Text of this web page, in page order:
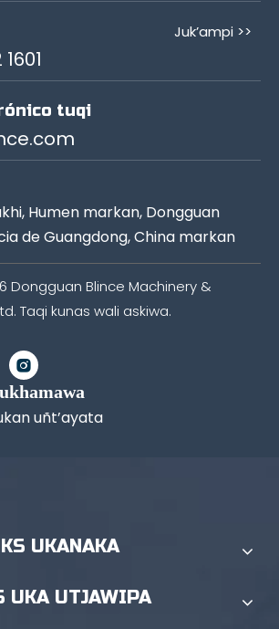
Juk’ampi >>
tuqi
Humen markan, Dongguan
de Guangdong, China markan
Dongguan Blince Machinery &
Taqi kunas wali askiwa.
uñt’ayata
UKANAKA
UKA UTJAWIPA